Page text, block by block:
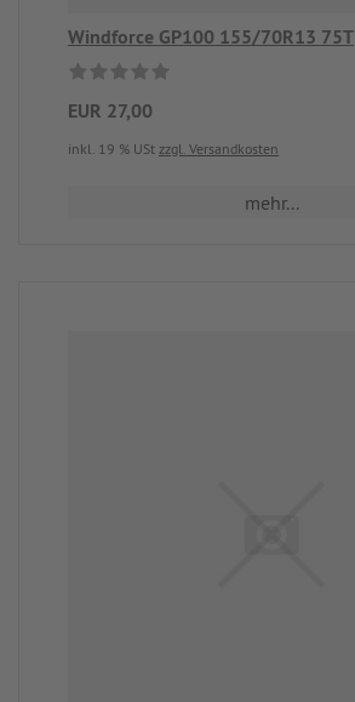
Windforce GP100 155/70R13 75T
EUR 27,00
inkl. 19 % USt zzgl. Versandkosten
mehr...